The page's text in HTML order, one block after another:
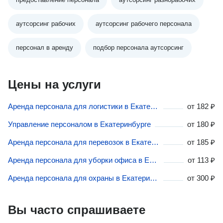
аутсорсинг рабочих аутсорсинг рабочего персонала
персонал в аренду подбор персонала аутсорсинг
Цены на услуги
Аренда персонала для логистики в Екатеринбурге от 182 ₽
Управление персоналом в Екатеринбурге от 180 ₽
Аренда персонала для перевозок в Екатеринбурге от 185 ₽
Аренда персонала для уборки офиса в Екатеринбурге от 113 ₽
Аренда персонала для охраны в Екатеринбурге от 300 ₽
Вы часто спрашиваете